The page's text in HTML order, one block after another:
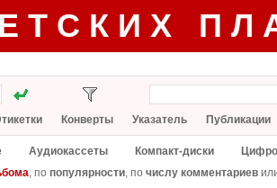
Конверты Указатель Публикации
Аудиокассеты Компакт-диски
, по популярности, по числу комментариев